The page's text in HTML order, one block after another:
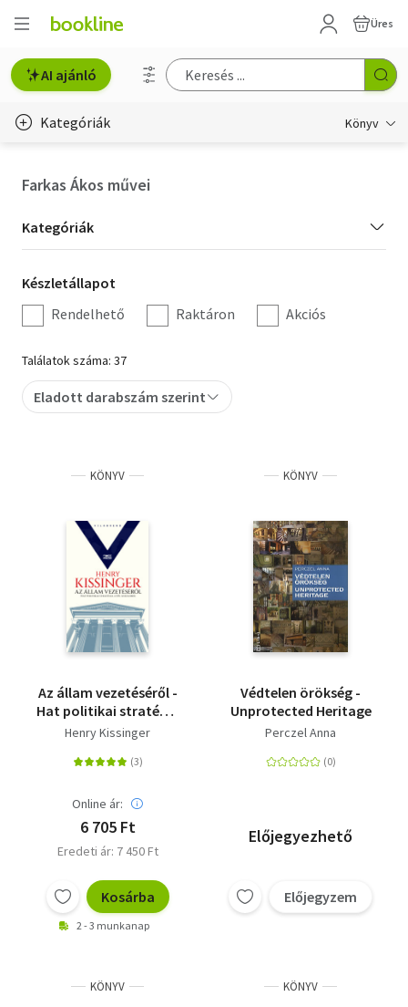
Üres
AI ajánló
Kategóriák Könyv
Hobbi, szabadidő
Irodalom
Művészet
Szakkönyv
Tankönyv, segédkönyv
Társadalomtudomány
Természettudomány
Történelem
Farkas Ákos művei
Kategória
szűrés
Kategóriák
Készletállapot
szűrés
Készletállapot
Rendelhető
Raktáron Akciós
Találatok száma: 37
Eladott darabszám szerint
KÖNYV
Az állam vezetéséről -
Hat politikai stratégia
a XX. századból
Henry Kissinger
Online ár:
6 705 Ft
Eredeti ár: 7 450 Ft
Kosárba
2 - 3 munkanap
KÖNYV
Védtelen örökség -
Unprotected Heritage
Perczel Anna
Előjegyezhető
Előjegyzem
KÖNYV KÖNYV